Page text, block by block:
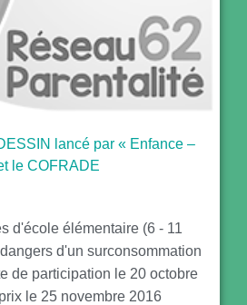
lancé par « Enfance –
le COFRADE
d'école élémentaire (6 - 11
d'un surconsommation
de participation le 20 octobre
le 25 novembre 2016